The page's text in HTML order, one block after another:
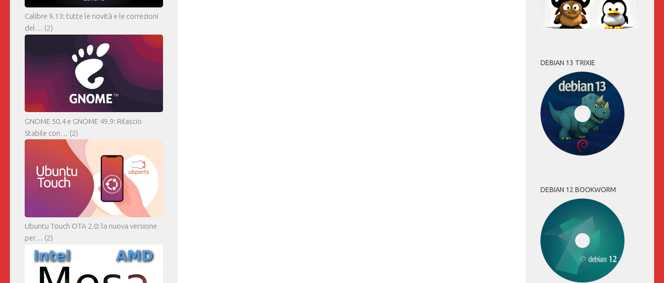
Calibre 9.13: tutte le novità e le correzioni
del… (2)
GNOME 50.4 e GNOME 49.9: Rilascio
Stabile con… (2)
Ubuntu Touch OTA 2.0: la nuova versione
per… (2)
DEBIAN 13 TRIXIE
DEBIAN 12 BOOKWORM